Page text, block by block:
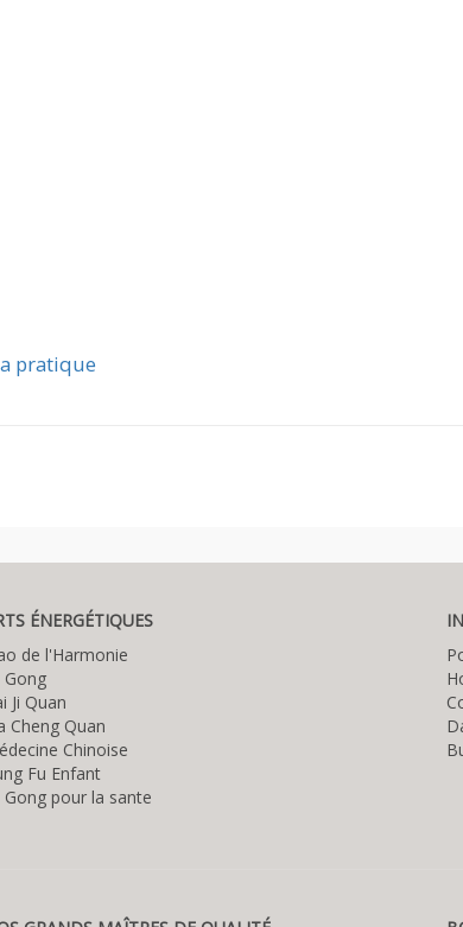
pratique
ÉNERGÉTIQUES
de l'Harmonie
Gong
Ji Quan
Cheng Quan
Chinoise
Fu Enfant
Gong pour la sante